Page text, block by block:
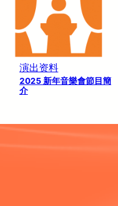
演出资料
2025 新年音樂會節目簡
介